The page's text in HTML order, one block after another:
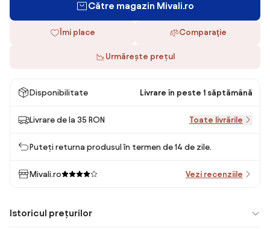
Către magazin Mivali.ro
Îmi place Comparaţie
Urmărește prețul
Disponibilitate Livrare în peste 1 săptămână
Livrare de la 35 RON Toate livrările
Puteți returna produsul în termen de 14 de zile.
Mivali.ro Vezi recenziile
Istoricul prețurilor